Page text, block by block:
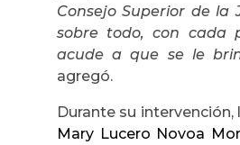
Consejo Superior de la
sobre todo, con cada
acude a que se le
agregó.
Durante su
Mary Lucero Novoa